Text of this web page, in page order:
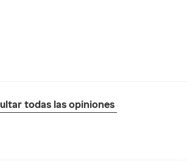
todas las opiniones